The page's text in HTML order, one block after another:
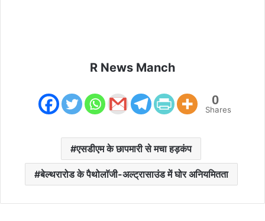
R News Manch
0
Shares
एसडीएम के छापमारी से मचा हड़कंप
बेल्थरारोड के पैथोलाॅजी-अल्ट्रासाउंड में घोर अनियमितता